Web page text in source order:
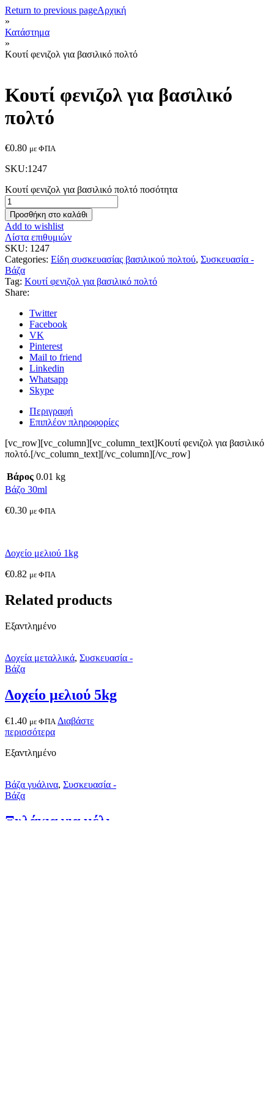
Return to previous pageΑρχική
»
Κατάστημα
»
Κουτί φενιζολ για βασιλικό πολτό
Κουτί φενιζολ για βασιλικό
πολτό
€0.80 με ΦΠΑ
SKU:1247
Κουτί φενιζολ για βασιλικό πολτό ποσότητα
Προσθήκη στο καλάθι
Add to wishlist
Λίστα επιθυμιών
SKU: 1247
Categories: Είδη συσκευασίας βασιλικού πολτού, Συσκευασία -
Βάζα
Tag: Κουτί φενιζολ για βασιλικό πολτό
Share:
Twitter
Facebook
VK
Pinterest
Mail to friend
Linkedin
Whatsapp
Skype
Περιγραφή
Επιπλέον πληροφορίες
[vc_row][vc_column][vc_column_text]Κουτί φενιζολ για βασιλικό
πολτό.[/vc_column_text][/vc_column][/vc_row]
Βάρος 0.01 kg
Βάζο 30ml
€0.30 με ΦΠΑ
Δοχείο μελιού 1kg
€0.82 με ΦΠΑ
Related products
Εξαντλημένο
Δοχεία μεταλλικά, Συσκευασία -
Βάζα
Δοχείο μελιού 5kg
€1.40 με ΦΠΑ Διαβάστε
περισσότερα
Εξαντλημένο
Βάζα γυάλινα, Συσκευασία -
Βάζα
Ξυλάκια για μέλι